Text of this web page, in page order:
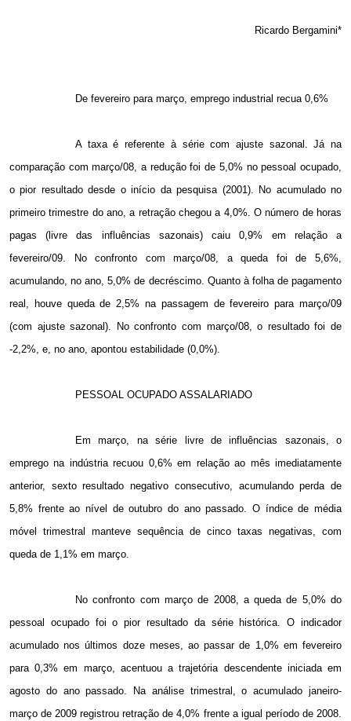
Ricardo Bergamini*
De fevereiro para março, emprego industrial recua 0,6%
A taxa é referente à série com ajuste sazonal. Já na
comparação com março/08, a redução foi de 5,0% no pessoal ocupado,
o pior resultado desde o início da pesquisa (2001). No acumulado no
primeiro trimestre do ano, a retração chegou a 4,0%. O número de horas
pagas (livre das influências sazonais) caiu 0,9% em relação a
fevereiro/09. No confronto com março/08, a queda foi de 5,6%,
acumulando, no ano, 5,0% de decréscimo. Quanto à folha de pagamento
real, houve queda de 2,5% na passagem de fevereiro para março/09
(com ajuste sazonal). No confronto com março/08, o resultado foi de
-2,2%, e, no ano, apontou estabilidade (0,0%).
PESSOAL OCUPADO ASSALARIADO
Em março, na série livre de influências sazonais, o
emprego na indústria recuou 0,6% em relação ao mês imediatamente
anterior, sexto resultado negativo consecutivo, acumulando perda de
5,8% frente ao nível de outubro do ano passado. O índice de média
móvel trimestral manteve sequência de cinco taxas negativas, com
queda de 1,1% em março.
No confronto com março de 2008, aqueda de 5,0% do
pessoal ocupado foi o pior resultado da série histórica. O indicador
acumulado nos últimos doze meses, ao passar de 1,0% em fevereiro
para 0,3% em março, acentuou a trajetória descendente iniciada em
agosto do ano passado. Na análise trimestral, o acumulado janeiro-
março de 2009 registrou retração de 4,0% frente a igual período de 2008.